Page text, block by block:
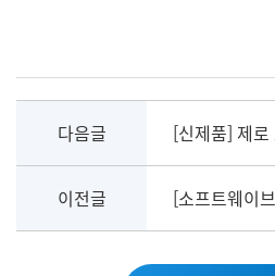
다음글
이전글